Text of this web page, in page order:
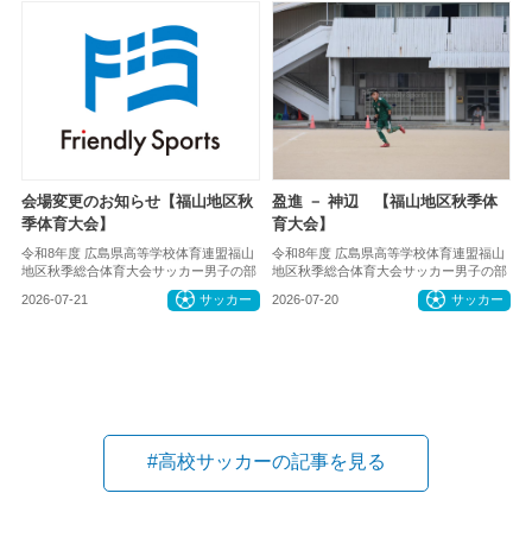
会場変更のお知らせ【福山地区秋
季体育大会】
令和8年度 広島県高等学校体育連盟福山
地区秋季総合体育大会サッカー男子の部
2026-07-21 サッカー
盈進 － 神辺 【福山地区秋季体
育大会】
令和8年度 広島県高等学校体育連盟福山
地区秋季総合体育大会サッカー男子の部
2026-07-20 サッカー
#高校サッカーの記事を見る